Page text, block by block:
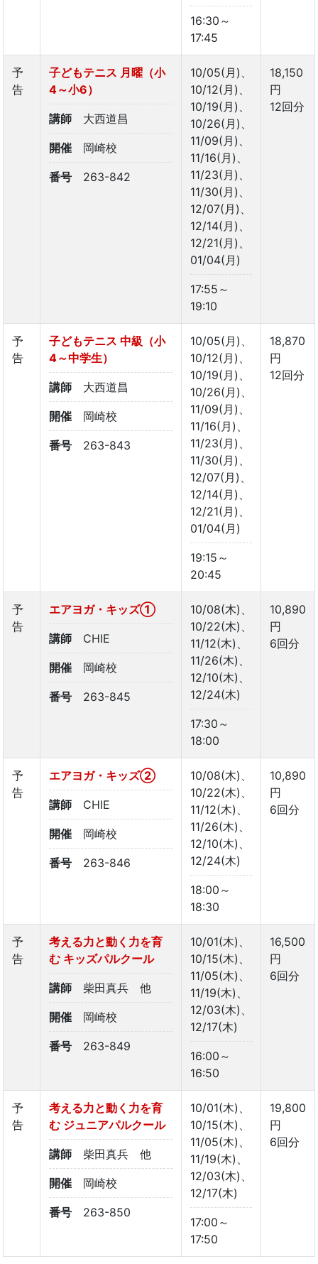
16:30～
17:45
予
告
子どもテニス 月曜（小
4～小6）
講師 大西道昌
開催 岡崎校
番号 263-842
10/05(月)、
10/12(月)、
10/19(月)、
10/26(月)、
11/09(月)、
11/16(月)、
11/23(月)、
11/30(月)、
12/07(月)、
12/14(月)、
12/21(月)、
01/04(月)
17:55～
19:10
18,150
円
12回分
予
告
子どもテニス 中級（小
4～中学生）
講師 大西道昌
開催 岡崎校
番号 263-843
10/05(月)、
10/12(月)、
10/19(月)、
10/26(月)、
11/09(月)、
11/16(月)、
11/23(月)、
11/30(月)、
12/07(月)、
12/14(月)、
12/21(月)、
01/04(月)
19:15～
20:45
18,870
円
12回分
予
告
エアヨガ・キッズ①
講師 CHIE
開催 岡崎校
番号 263-845
10/08(木)、
10/22(木)、
11/12(木)、
11/26(木)、
12/10(木)、
12/24(木)
17:30～
18:00
10,890
円
6回分
予
告
エアヨガ・キッズ②
講師 CHIE
開催 岡崎校
番号 263-846
10/08(木)、
10/22(木)、
11/12(木)、
11/26(木)、
12/10(木)、
12/24(木)
18:00～
18:30
10,890
円
6回分
予
告
考える力と動く力を育
む キッズパルクール
講師 柴田真兵 他
開催 岡崎校
番号 263-849
10/01(木)、
10/15(木)、
11/05(木)、
11/19(木)、
12/03(木)、
12/17(木)
16:00～
16:50
16,500
円
6回分
予
告
考える力と動く力を育
む ジュニアパルクール
講師 柴田真兵 他
開催 岡崎校
番号 263-850
10/01(木)、
10/15(木)、
11/05(木)、
11/19(木)、
12/03(木)、
12/17(木)
17:00～
17:50
19,800
円
6回分